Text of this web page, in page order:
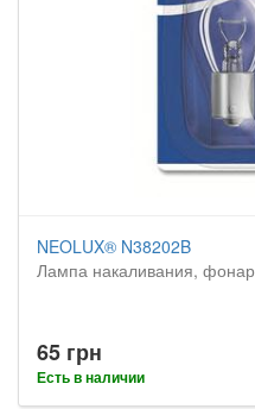
NEOLUX® N38202B
Лампа накаливания,
65 грн
Есть в наличии